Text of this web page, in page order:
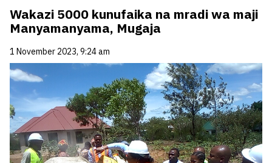
Wakazi 5000 kunufaika na mradi wa maji
Manyamanyama, Mugaja
1 November 2023, 9:24 am